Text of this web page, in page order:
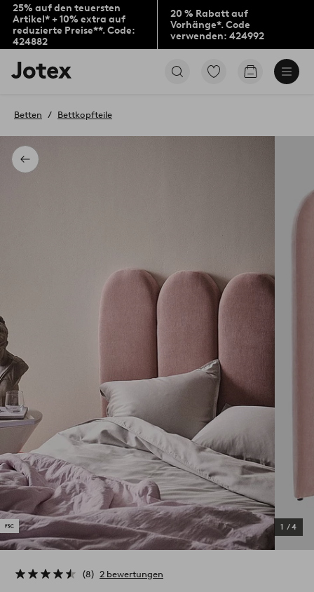
25% auf den teuersten
Artikel* + 10% extra auf
reduzierte Preise**. Code:
424882
20 % Rabatt auf
Vorhänge*. Code
verwenden: 424992
Jotex-
Logo
Startseite
Zu
Produkten
Zum
Zurück
Betten Bettkopfteile
1 /4
8 2 bewertungen